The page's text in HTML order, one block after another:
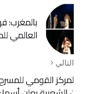
بالمغرب: فرقة مسرح
العالمي للمسرح
القومي للمسرح